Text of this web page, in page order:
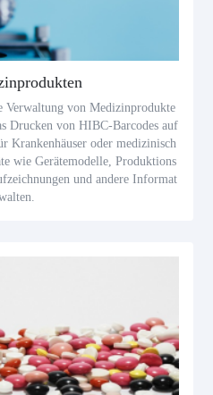
Verwaltung von Medizinprodukte
Drucken von HIBC-Barcodes auf
Krankenhäuser oder medizinisch
wie Gerätemodelle, Produktions
und andere Informat